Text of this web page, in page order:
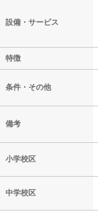
設備・サービス
特徴
条件・その他
備考
小学校区
中学校区